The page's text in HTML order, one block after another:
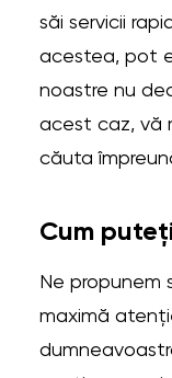
săi servicii
acestea, pot
noastre nu
acest caz, vă
căuta
Cum
Ne propunem
maximă